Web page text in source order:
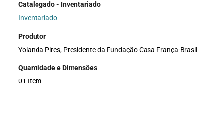
Catalogado - Inventariado
Inventariado
Produtor
Yolanda Pires, Presidente da Fundação Casa França-Brasil
Quantidade e Dimensões
01 Item